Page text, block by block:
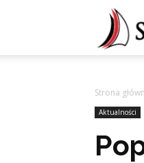
Strona
Aktualności